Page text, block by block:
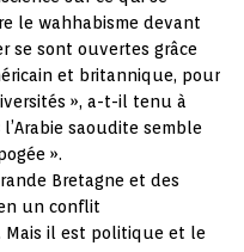
le wahhabisme devant
se sont ouvertes grâce
et britannique, pour
», a-t-il tenu à
saoudite semble
».
Bretagne et des
un conflit
Mais il est politique et le